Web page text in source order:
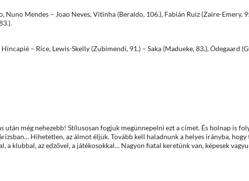
Mendes – Joao Neves, Vitinha (Beraldo, 106.), Fabián Ruiz (Zaire-Emery,
– Rice, Lewis-Skelly (Zubimendi, 91.) – Saka (Madueke, 83.), Ödegaard
után még nehezebb! Stílusosan fogjuk megünnepelni ezt a címet. És holnap is
Hihetetlen, az álmot éljük. Tovább kell haladnunk a helyes irányba,
a klubbal, az edzővel, a játékosokkal… Nagyon fiatal keretünk van, képesek